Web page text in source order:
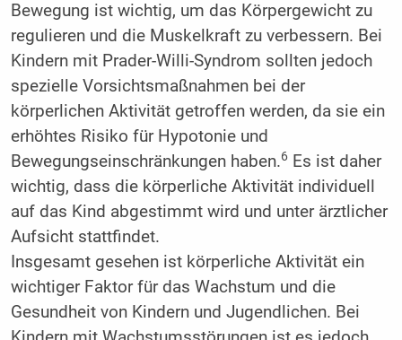
Bewegung ist wichtig, um das Körpergewicht zu
regulieren und die Muskelkraft zu verbessern. Bei
Kindern mit Prader-Willi-Syndrom sollten jedoch
spezielle Vorsichtsmaßnahmen bei der
körperlichen Aktivität getroffen werden, da sie ein
erhöhtes Risiko für Hypotonie und
Bewegungseinschränkungen haben.6Es ist daher
wichtig, dass die körperliche Aktivität individuell
auf das Kind abgestimmt wird und unter ärztlicher
Aufsicht stattfindet.
Insgesamt gesehen ist körperliche Aktivität ein
wichtiger Faktor für das Wachstum und die
Gesundheit von Kindern und Jugendlichen. Bei